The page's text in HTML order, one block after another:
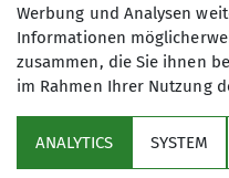
Sektion
Werbung und Analysen
Informationen
zusammen, die Sie ihnen
im Rahmen Ihrer Nutzung
ANALYTICS SYSTEM